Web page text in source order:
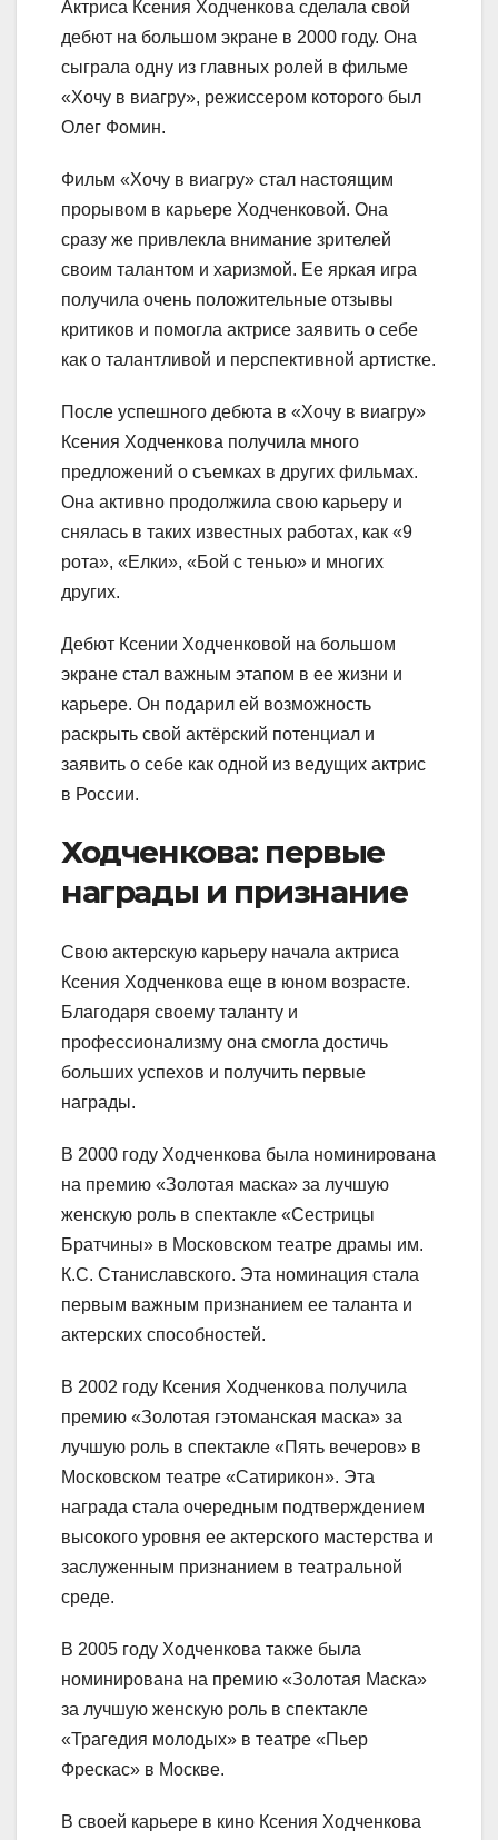
Актриса Ксения Ходченкова сделала свой
дебют на большом экране в 2000 году. Она
сыграла одну из главных ролей в фильме
«Хочу в виагру», режиссером которого был
Олег Фомин.
Фильм «Хочу в виагру» стал настоящим
прорывом в карьере Ходченковой. Она
сразу же привлекла внимание зрителей
своим талантом и харизмой. Ее яркая игра
получила очень положительные отзывы
критиков и помогла актрисе заявить о себе
как о талантливой и перспективной артистке.
После успешного дебюта в «Хочу в виагру»
Ксения Ходченкова получила много
предложений о съемках в других фильмах.
Она активно продолжила свою карьеру и
снялась в таких известных работах, как «9
рота», «Елки», «Бой с тенью» и многих
других.
Дебют Ксении Ходченковой на большом
экране стал важным этапом в ее жизни и
карьере. Он подарил ей возможность
раскрыть свой актёрский потенциал и
заявить о себе как одной из ведущих актрис
в России.
Ходченкова: первые
награды и признание
Свою актерскую карьеру начала актриса
Ксения Ходченкова еще в юном возрасте.
Благодаря своему таланту и
профессионализму она смогла достичь
больших успехов и получить первые
награды.
В 2000 году Ходченкова была номинирована
на премию «Золотая маска» за лучшую
женскую роль в спектакле «Сестрицы
Братчины» в Московском театре драмы им.
К.С. Станиславского. Эта номинация стала
первым важным признанием ее таланта и
актерских способностей.
В 2002 году Ксения Ходченкова получила
премию «Золотая гэтоманская маска» за
лучшую роль в спектакле «Пять вечеров» в
Московском театре «Сатирикон». Эта
награда стала очередным подтверждением
высокого уровня ее актерского мастерства и
заслуженным признанием в театральной
среде.
В 2005 году Ходченкова также была
номинирована на премию «Золотая Маска»
за лучшую женскую роль в спектакле
«Трагедия молодых» в театре «Пьер
Фрескас» в Москве.
В своей карьере в кино Ксения Ходченкова